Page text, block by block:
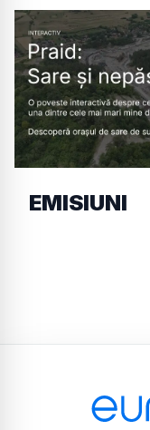
EMISIUNI